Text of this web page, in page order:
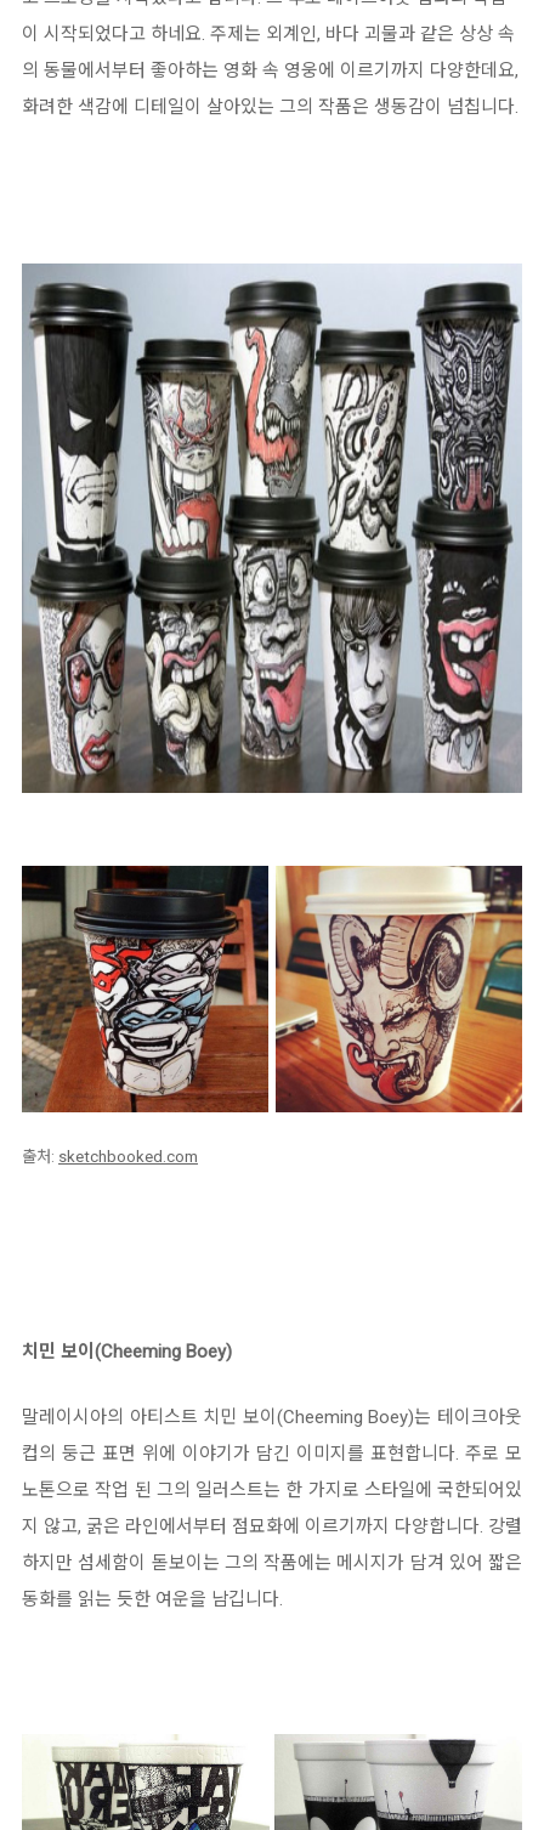
이 시작되었다고 하네요. 주제는 외계인, 바다 괴물과 같은 상상 속
의 동물에서부터 좋아하는 영화 속 영웅에 이르기까지 다양한데요,
화려한 색감에 디테일이 살아있는 그의 작품은 생동감이 넘칩니다.
출처: sketchbooked.com
치민 보이(Cheeming Boey)
말레이시아의 아티스트 치민 보이(Cheeming Boey)는 테이크아웃
컵의 둥근 표면 위에 이야기가 담긴 이미지를 표현합니다. 주로 모
노톤으로 작업 된 그의 일러스트는 한 가지로 스타일에 국한되어있
지 않고, 굵은 라인에서부터 점묘화에 이르기까지 다양합니다. 강렬
하지만 섬세함이 돋보이는 그의 작품에는 메시지가 담겨 있어 짧은
동화를 읽는 듯한 여운을 남깁니다.